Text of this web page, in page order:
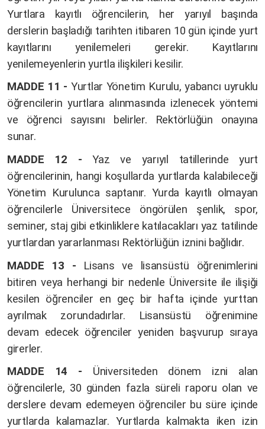
Yurtlara kayıtlı öğrencilerin, her yarıyıl başında
derslerin başladığı tarihten itibaren 10 gün içinde yurt
kayıtlarını yenilemeleri gerekir. Kayıtlarını
yenilemeyenlerin yurtla ilişkileri kesilir.
MADDE 11 - Yurtlar Yönetim Kurulu, yabancı uyruklu
öğrencilerin yurtlara alınmasında izlenecek yöntemi
ve öğrenci sayısını belirler. Rektörlüğün onayına
sunar.
MADDE 12 -Yaz ve yarıyıl tatillerinde yurt
öğrencilerinin, hangi koşullarda yurtlarda kalabileceği
Yönetim Kurulunca saptanır. Yurda kayıtlı olmayan
öğrencilerle Üniversitece öngörülen şenlik, spor,
seminer, staj gibi etkinliklere katılacakları yaz tatilinde
yurtlardan yararlanması Rektörlüğün iznini bağlıdır.
MADDE 13 - Lisans ve lisansüstü öğrenimlerini
bitiren veya herhangi bir nedenle Üniversite ile ilişiği
kesilen öğrenciler en geç bir hafta içinde yurttan
ayrılmak zorundadırlar. Lisansüstü öğrenimine
devam edecek öğrenciler yeniden başvurup sıraya
girerler.
MADDE 14 - Üniversiteden dönem izni alan
öğrencilerle, 30 günden fazla süreli raporu olan ve
derslere devam edemeyen öğrenciler bu süre içinde
yurtlarda kalamazlar. Yurtlarda kalmakta iken izin